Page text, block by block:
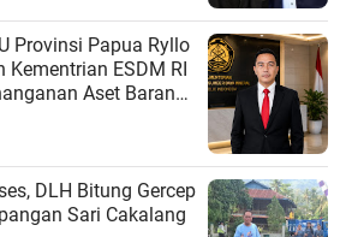
Provinsi Papua Ryllo
Kementrian ESDM RI
Aset Barang
DLH Bitung Gercep
Sari Cakalang